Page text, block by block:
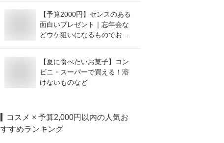
【予算2000円】センスのある
面白いプレゼント｜忘年会な
どウケ狙いになるものでおす
【夏に食べたいお菓子】コン
ビニ・スーパーで買える！溶
けないものなど
コスメ × 予算2,000円以内の人気お
すすめランキング